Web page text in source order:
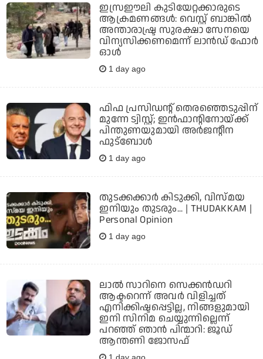
ഇസ്രഈലി കുടിയേറ്റക്കാരുടെ
ആക്രമണങ്ങള്‍: വെസ്റ്റ് ബാങ്കില്‍
അന്താരാഷ്ട്ര സുരക്ഷാ സേനയെ
വിന്യസിക്കണമെന്ന് ലാന്‍ഡ് ഫോര്‍
ഓള്‍
1 day ago
ഫിഫ പ്രസിഡന്റ് തെരഞ്ഞെടുപ്പിന്
മുന്നേ ട്വിസ്റ്റ്; ഇന്‍ഫാന്റിനോയ്ക്ക്
പിന്തുണയുമായി അര്‍ജന്റീന
ഫുട്‌ബോള്‍
1 day ago
തുടക്കക്കാര്‍ കിടുക്കി, വിസ്മയ
ഇനിയും തുടരും... | THUDAKKAM |
Personal Opinion
1 day ago
ലാല്‍ സാറിനെ സെക്കന്‍ഡറി
ആക്ടറെന്ന് അവര്‍ വിളിച്ചത്
എനിക്കിഷ്ടപ്പെട്ടില്ല, നിങ്ങളുമായി
ഇനി സിനിമ ചെയ്യുന്നില്ലെന്ന്
പറഞ്ഞ് ഞാന്‍ പിന്മാറി: ജൂഡ്
ആന്തണി ജോസഫ്
1 day ago